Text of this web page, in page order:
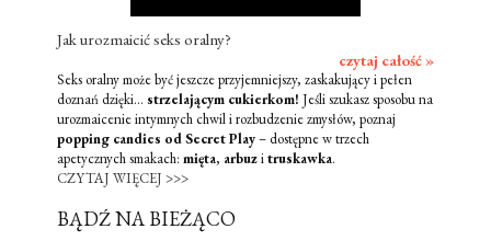
Jak urozmaicić seks oralny?
czytaj całość »
Seks oralny może być jeszcze przyjemniejszy, zaskakujący i pełen
doznań dzięki... strzelającym cukierkom! Jeśli szukasz sposobu na
urozmaicenie intymnych chwil i rozbudzenie zmysłów, poznaj
popping candies od Secret Play– dostępne w trzech
apetycznych smakach: mięta, arbuzitruskawka.
CZYTAJ WIĘCEJ >>>
BĄDŹ NA BIEŻĄCO